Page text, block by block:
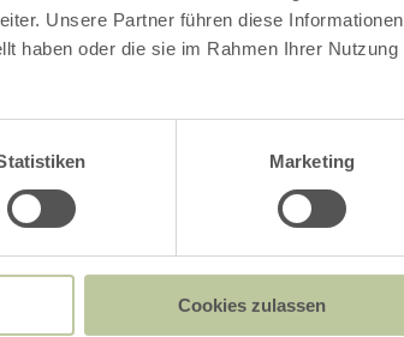
Unsere Partner führen diese Informationen
haben oder die sie im Rahmen Ihrer Nutzung
Marketing
Cookies zulassen